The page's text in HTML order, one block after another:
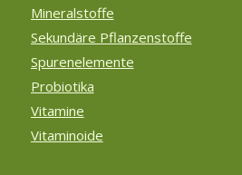
Mineralstoffe
Sekundäre Pflanzenstoffe
Spurenelemente
Probiotika
Vitamine
Vitaminoide